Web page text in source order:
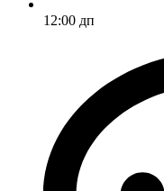
12:00 дп